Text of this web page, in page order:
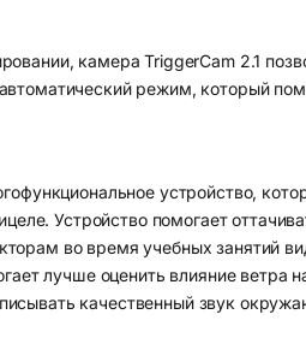
камера TriggerCam 2.1
режим, который
устройство,
Устройство помогает
во время учебных занятий
лучше оценить влияние ветра
качественный звук